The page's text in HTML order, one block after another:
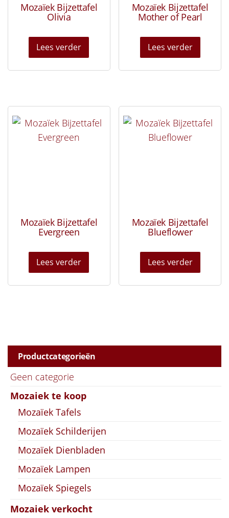
Mozaïek Bijzettafel
Olivia
Lees verder
Mozaïek Bijzettafel
Mother of Pearl
Lees verder
Mozaïek Bijzettafel
Evergreen
Lees verder
Mozaïek Bijzettafel
Blueflower
Lees verder
Productcategorieën
Geen categorie
Mozaiek te koop
Mozaïek Tafels
Mozaïek Schilderijen
Mozaïek Dienbladen
Mozaïek Lampen
Mozaïek Spiegels
Mozaiek verkocht